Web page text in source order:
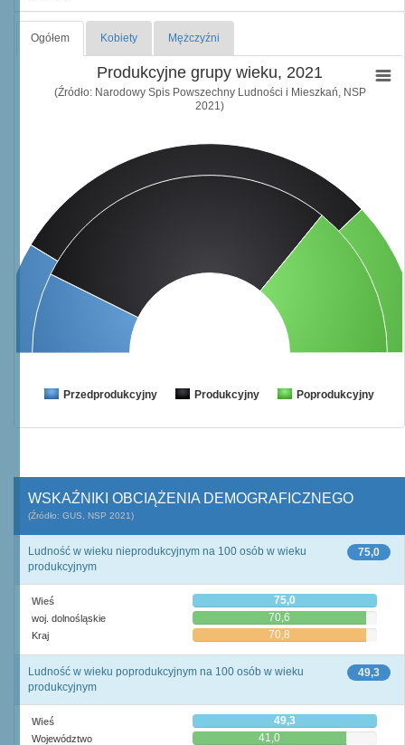
Ogółem Kobiety Mężczyźni
Produkcyjne grupy wieku, 2021
(Źródło: Narodowy Spis Powszechny Ludności i Mieszkań, NSP
2021)
Przedprodukcyjny Produkcyjny Poprodukcyjny
WSKAŹNIKI OBCIĄŻENIA DEMOGRAFICZNEGO
(Źródło: GUS, NSP 2021)
75,0
Ludność w wieku nieprodukcyjnym na 100 osób w wieku
produkcyjnym
Wieś 75,0
woj. dolnośląskie 70,6
Kraj 70,8
49,3
Ludność w wieku poprodukcyjnym na 100 osób w wieku
produkcyjnym
Wieś 49,3
Województwo 41,0